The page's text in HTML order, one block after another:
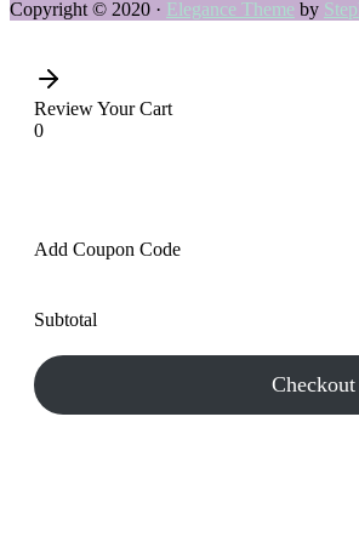
Copyright © 2020 · Elegance Theme by
Review Your Cart
0
Add Coupon Code
Subtotal
Checkout